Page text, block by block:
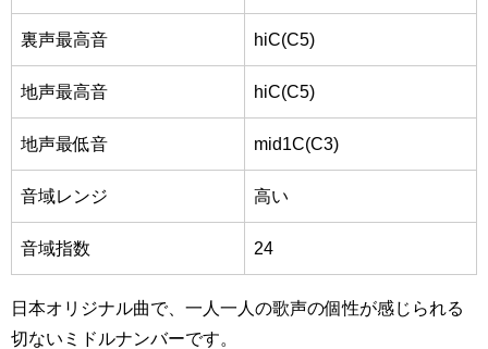
裏声最高音 hiC(C5)
地声最高音 hiC(C5)
地声最低音 mid1C(C3)
音域レンジ 高い
音域指数 24
日本オリジナル曲で、一人一人の歌声の個性が感じられる
切ないミドルナンバーです。